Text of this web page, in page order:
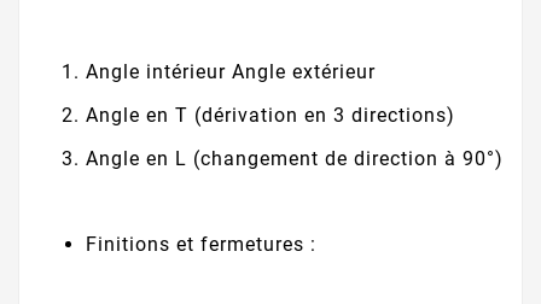
Angle intérieur Angle extérieur
Angle en T (dérivation en 3 directions)
Angle en L (changement de direction à 90°)
Finitions et fermetures :